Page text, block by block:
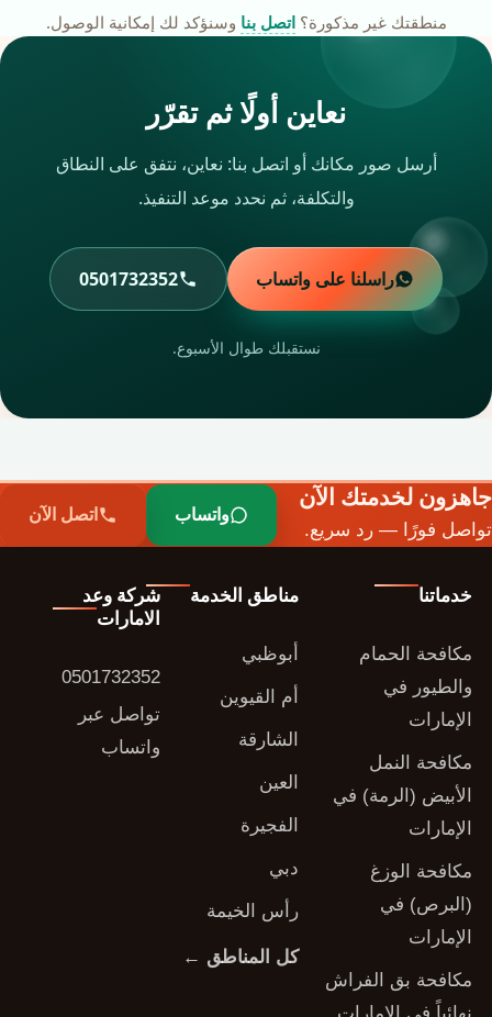
منطقتك غير مذكورة؟اتصل بنا وسنؤكد لك إمكانية الوصول.
نعاين أولًا ثم تقرّر
أرسل صور مكانك أو اتصل بنا: نعاين، نتفق على النطاق
والتكلفة، ثم نحدد موعد التنفيذ.
راسلنا على واتساب 0501732352
نستقبلك طوال الأسبوع.
جاهزون لخدمتك الآن
تواصل فورًا — رد سريع.
واتساب اتصل الآن
خدماتنا
مكافحة الحمام
والطيور في
الإمارات
مكافحة النمل
الأبيض (الرمة) في
الإمارات
مكافحة الوزغ
(البرص) في
الإمارات
مكافحة بق الفراش
مناطق الخدمة
أبوظبي
أم القيوين
الشارقة
العين
الفجيرة
دبي
رأس الخيمة
كل المناطق ←
شركة وعد
الامارات
0501732352
تواصل عبر
واتساب